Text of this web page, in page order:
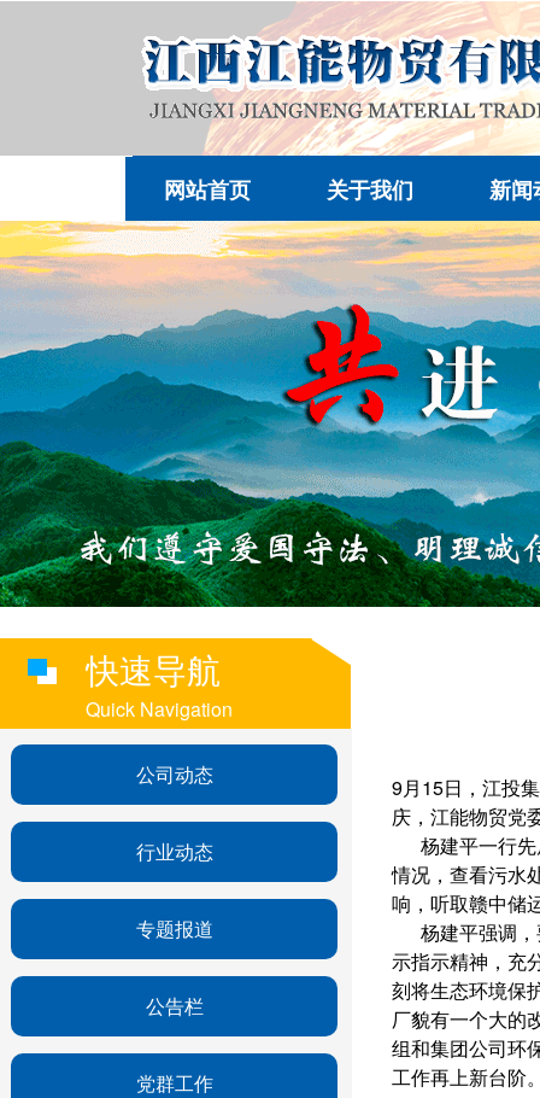
网站首页 关于我们 新闻
快速导航
Quick Navigation
公司动态
行业动态
专题报道
公告栏
党群工作
9月15日，江投
庆，江能物贸党
杨建平一行先
情况，查看污水
响，听取赣中储
杨建平强调，
示指示精神，充
刻将生态环境保
厂貌有一个大的
组和集团公司环
工作再上新台阶